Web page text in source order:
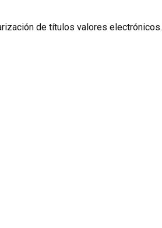
de títulos valores electrónicos.